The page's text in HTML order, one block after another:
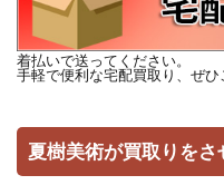
着払いで送ってください。
手軽で便利な宅配買取り、ぜひ
夏樹美術が買取りをさ